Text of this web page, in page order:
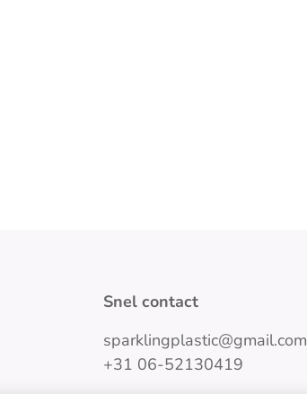
Snel contact
sparklingplastic@gmail.com
+31 06-52130419